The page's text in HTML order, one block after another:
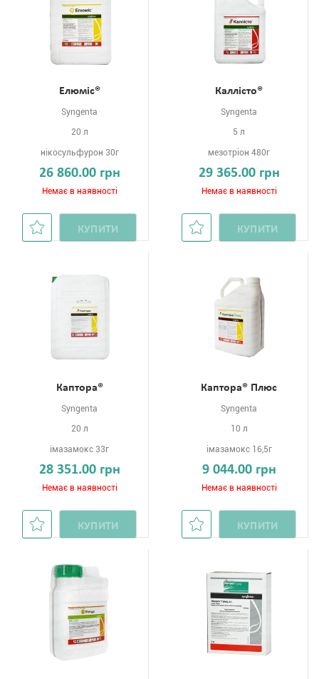
Елюміс®
Syngenta
20 л
нікосульфурон 30г
26 860.00 грн
Немає в наявності
КУПИТИ
Каллісто®
Syngenta
5 л
мезотріон 480г
29 365.00 грн
Немає в наявності
КУПИТИ
Каптора®
Syngenta
20 л
імазамокс 33г
28 351.00 грн
Немає в наявності
КУПИТИ
Каптора® Плюс
Syngenta
10 л
імазамокс 16,5г
9 044.00 грн
Немає в наявності
КУПИТИ